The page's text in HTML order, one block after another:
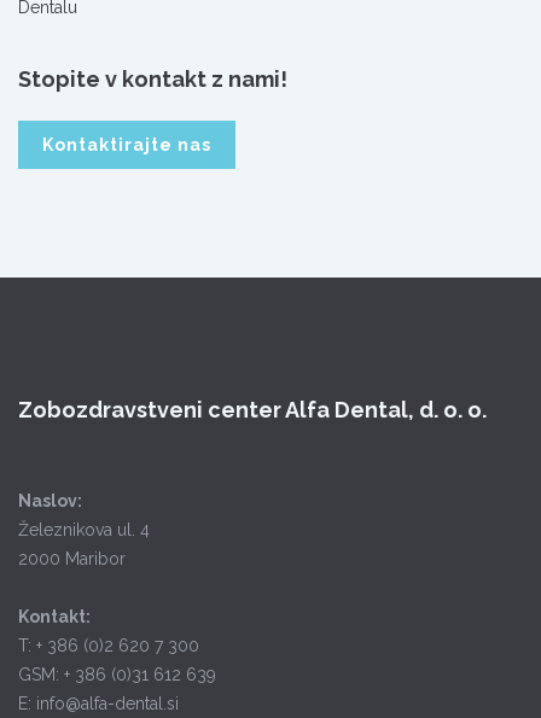
Dentalu
Stopite v kontakt z nami!
Kontaktirajte nas
Zobozdravstveni center Alfa Dental, d. o. o.
Naslov:
Železnikova ul. 4
2000 Maribor
Kontakt:
T: + 386 (0)2 620 7 300
GSM: + 386 (0)31 612 639
E: info@alfa-dental.si